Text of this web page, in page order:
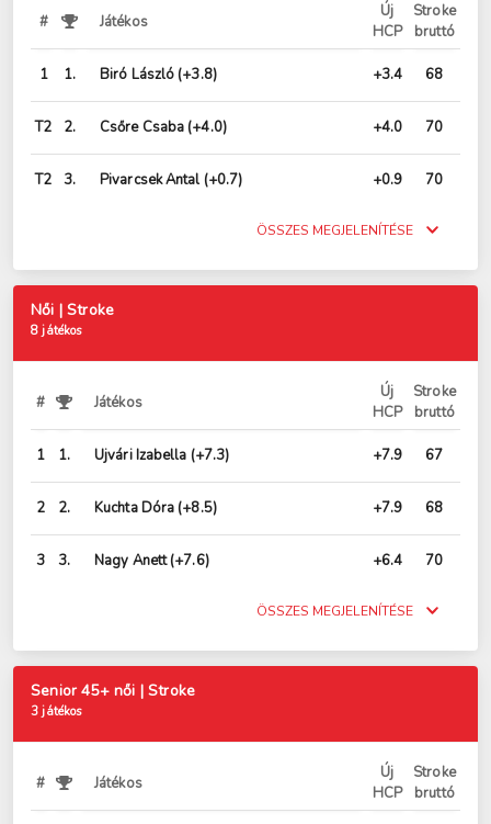
# Játékos
Új
HCP
Stroke
bruttó
1 1. Biró László (+3.8) +3.4 68
T2 2. Csőre Csaba (+4.0) +4.0 70
T2 3. Pivarcsek Antal (+0.7) +0.9 70
ÖSSZES MEGJELENÍTÉSE
Női | Stroke
8 játékos
# Játékos
Új
HCP
Stroke
bruttó
1 1. Ujvári Izabella (+7.3) +7.9 67
2 2. Kuchta Dóra (+8.5) +7.9 68
3 3. Nagy Anett(+7.6) +6.4 70
ÖSSZES MEGJELENÍTÉSE
Senior 45+ női | Stroke
3 játékos
# Játékos
Új
HCP
Stroke
bruttó